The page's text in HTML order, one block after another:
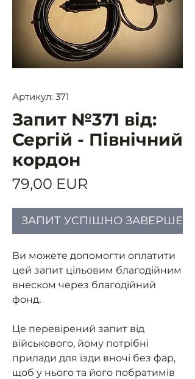
Артикул: 371
Запит №371 від:
Сергій - Північний
кордон
79,00 EUR
ЗАПИТ УСПІШНО
Ви можете допомогти оплатити
цей запит цільовим благодійним
внеском через благодійний
фонд.
Це перевірений запит від
військового, йому потрібні
прилади для їзди вночі без фар,
щоб у нього та його побратимів